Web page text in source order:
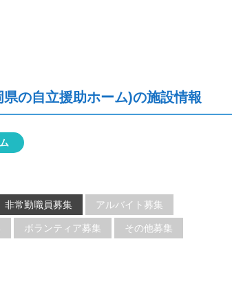
の自立援助ホーム)の施設情報
非常勤職員募集 アルバイト募集
ボランティア募集 その他募集